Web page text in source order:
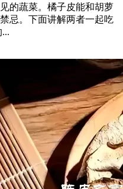
的蔬菜。橘子皮能和胡萝
忌。下面讲解两者一起吃